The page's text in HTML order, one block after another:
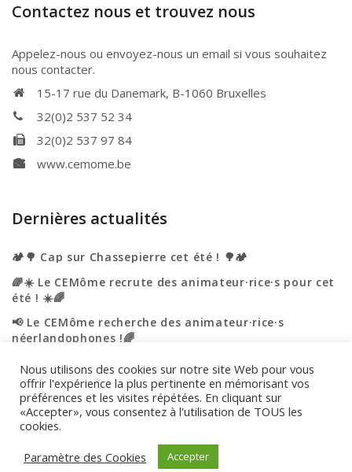
Contactez nous et trouvez nous
Appelez-nous ou envoyez-nous un email si vous souhaitez
nous contacter.
15-17 rue du Danemark, B-1060 Bruxelles
32(0)2 537 52 34
32(0)2 537 97 84
www.cemome.be
Dernières actualités
🏕️🌳 Cap sur Chassepierre cet été ! 🌳🏕️
🌈☀️ Le CEMôme recrute des animateur·rice·s pour cet
été ! ☀️🌈
📢 Le CEMôme recherche des animateur·rice·s
néerlandophones !🌈
☀️🌈 L’été s’annonce haut en couleurs au CEMôme ! 🌈
☀️
🎉 Portes ouvertes – On vous accueille ! 🎉
Engagement de confidentialité|Utilisation des cookies
Nous utilisons des cookies sur notre site Web pour vous
offrir l'expérience la plus pertinente en mémorisant vos
préférences et les visites répétées. En cliquant sur
«Accepter», vous consentez à l'utilisation de TOUS les
cookies.
Paramètre des Cookies
Accepter